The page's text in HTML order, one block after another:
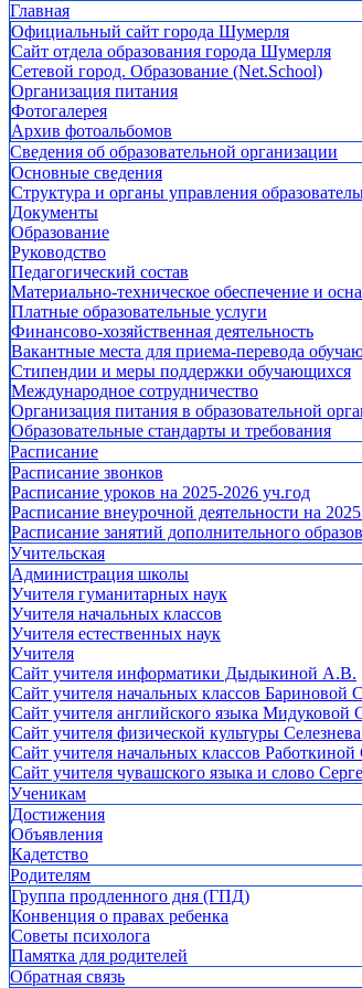
Главная
Официальный сайт города Шумерля
Сайт отдела образования города Шумерля
Сетевой город. Образование (Net.School)
Организация питания
Фотогалерея
Архив фотоальбомов
Сведения об образовательной организации
Основные сведения
Структура и органы управления
Документы
Образование
Руководство
Педагогический состав
Материально-техническое обеспечение и
Платные образовательные услуги
Финансово-хозяйственная деятельность
Вакантные места для приема-перевода
Стипендии и меры поддержки обучающихся
Международное сотрудничество
Организация питания в образовательной
Образовательные стандарты и требования
Расписание
Расписание звонков
Расписание уроков на 2025-2026 уч.год
Расписание внеурочной деятельности на
Расписание занятий дополнительного
Учительская
Администрация школы
Учителя гуманитарных наук
Учителя начальных классов
Учителя естественных наук
Учителя
Cайт учителя информатики Дыдыкиной А.В.
Сайт учителя начальных классов Бариновой
Сайт учителя английского языка Мидуковой
Сайт учителя физической культуры
Сайт учителя начальных классов Работкиной
Сайт учителя чувашского языка и слово
Ученикам
Достижения
Объявления
Кадетство
Родителям
Группа продленного дня (ГПД)
Конвенция о правах ребенка
Советы психолога
Памятка для родителей
Обратная связь